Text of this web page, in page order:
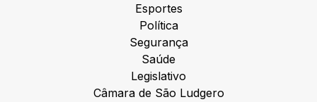
Esportes
Política
Segurança
Saúde
Legislativo
Câmara de São Ludgero